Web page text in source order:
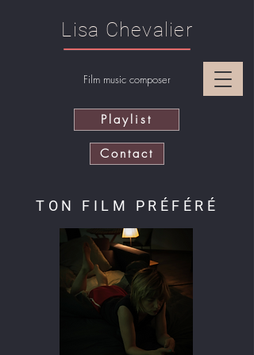
Lisa Chevalier
Film music composer
Playlist
Contact
TON FILM PRÉFÉRÉ